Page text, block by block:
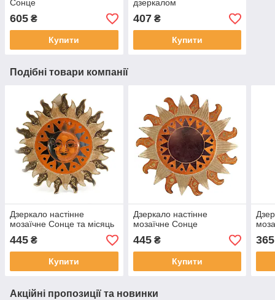
Сонце
605 ₴
Купити
дзеркалом
407₴
Купити
Подібні товари компанії
Дзеркало настінне
мозаїчне Сонце та місяць
445 ₴
Купити
Дзеркало настінне
мозаїчне Сонце
445₴
Купити
365
Акційні пропозиції та новинки